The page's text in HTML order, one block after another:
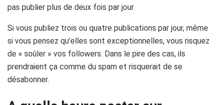
pas publier plus de deux fois par jour.
Si vous publiez trois ou quatre publications par jour, même
si vous pensez qu’elles sont exceptionnelles, vous risquez
de « soûler » vos followers. Dans le pire des cas, ils
prendraient ça comme du spam et risquerait de se
désabonner.